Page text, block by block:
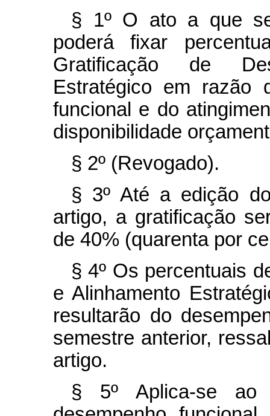
§ 1º O ato a que
poderá fixar
Gratificação de
Estratégico em razão
funcional e do
disponibilidade
§ 2º (Revogado).
§ 3º Até a edição
artigo, a gratificação
de 40% (quarenta por
§ 4º Os percentuais
e Alinhamento
resultarão do
semestre anterior,
artigo.
§ 5º Aplica-se ao